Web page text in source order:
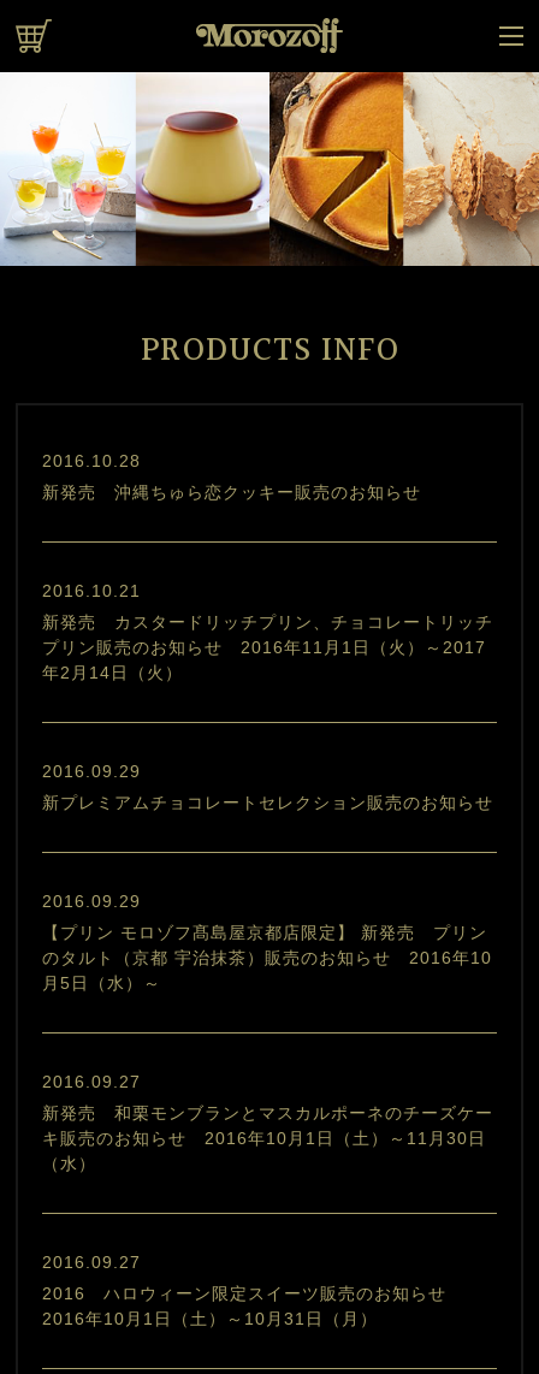
PRODUCTS INFO
2016.10.28
新発売 沖縄ちゅら恋クッキー販売のお知らせ
2016.10.21
新発売 カスタードリッチプリン、チョコレートリッチ
プリン販売のお知らせ 2016年11月1日（火）～2017
年2月14日（火）
2016.09.29
新プレミアムチョコレートセレクション販売のお知らせ
2016.09.29
【プリン モロゾフ髙島屋京都店限定】 新発売 プリン
のタルト（京都 宇治抹茶）販売のお知らせ 2016年10
月5日（水）～
2016.09.27
新発売 和栗モンブランとマスカルポーネのチーズケー
キ販売のお知らせ 2016年10月1日（土）～11月30日
（水）
2016.09.27
2016 ハロウィーン限定スイーツ販売のお知らせ
2016年10月1日（土）～10月31日（月）